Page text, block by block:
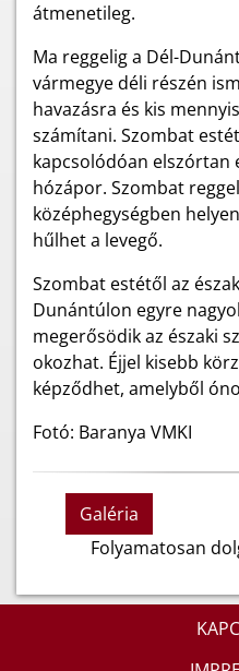
átmenetileg.
Ma reggelig a Dél-
vármegye déli részén
havazásra és kis
számítani. Szombat
kapcsolódóan elszórtan
hózápor. Szombat
középhegységben
hűlhet a levegő.
Szombat estétől az
Dunántúlon egyre
megerősödik az északi
okozhat. Éjjel kisebb
képződhet, amelyből
Fotó: Baranya VMKI
Galéria
Folyamatosan